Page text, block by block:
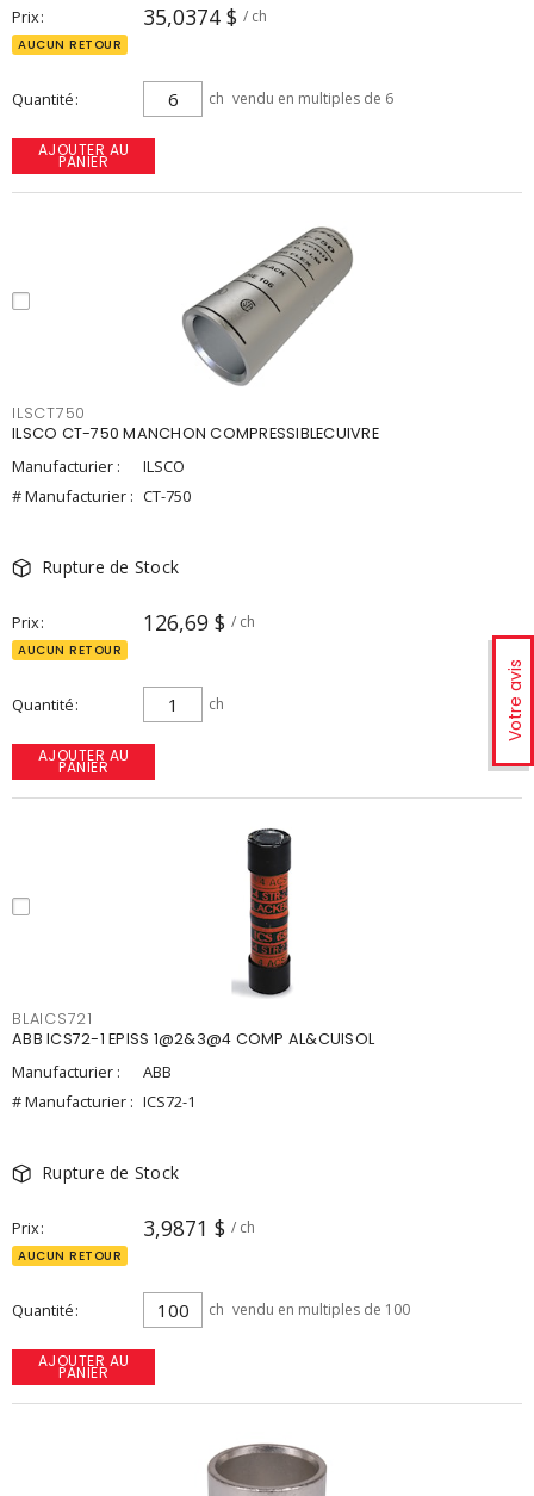
Votre avis
Prix 35,0374 $ / ch
AUCUN RETOUR
Quantité ch vendu en multiples de 6
AJOUTER AU
PANIER
ILSCT750
ILSCO CT-750 MANCHON COMPRESSIBLECUIVRE
Manufacturier :
ILSCO
# Manufacturier : CT-750
Rupture de Stock
Prix 126,69 $ / ch
AUCUN RETOUR
Quantité ch
AJOUTER AU
PANIER
BLAICS721
ABB ICS72-1 EPISS 1@2&3@4 COMP AL&CUISOL
Manufacturier :
ABB
# Manufacturier : ICS72-1
Rupture de Stock
Prix 3,9871 $ / ch
AUCUN RETOUR
Quantité ch vendu en multiples de 100
AJOUTER AU
PANIER